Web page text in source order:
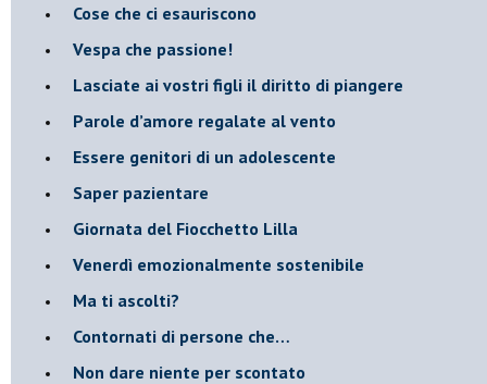
​Cose che ci esauriscono
​Vespa che passione!
​Lasciate ai vostri figli il diritto di piangere
​Parole d’amore regalate al vento
​Essere genitori di un adolescente
​Saper pazientare
​Giornata del Fiocchetto Lilla
​Venerdì emozionalmente sostenibile
Ma ti ascolti?
Contornati di persone che…
Non dare niente per scontato